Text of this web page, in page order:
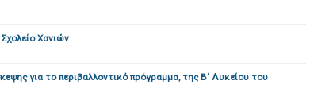
Χανιών
για το περιβαλλοντικό πρόγραμμα, της Β΄ Λυκείου του